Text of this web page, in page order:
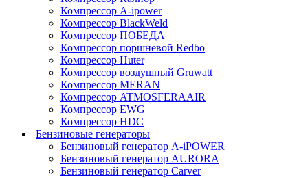
Компрессор A-ipower
Компрессор BlackWeld
Компрессор ПОБЕДА
Компрессор поршневой Redbo
Компрессор Huter
Компрессор воздушный Gruwatt
Компрессор MERAN
Компрессор ATMOSFERAAIR
Компрессор EWG
Компрессор HDC
Бензиновые генераторы
Бензиновый генератор A-iPOWER
Бензиновый генератор AURORA
Бензиновый генератор Carver